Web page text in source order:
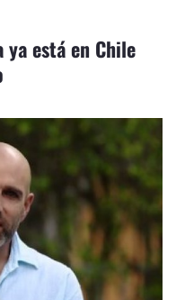
está en Chile